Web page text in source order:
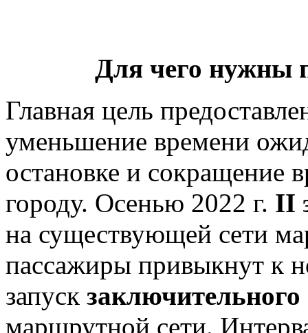
Для чего нужны
Главная цель
уменьшение времени
остановке и сокращение
городу. Осенью 2022 г. II
на существующей сети
пассажиры привыкнут к
запуск заключительного
маршрутной сети.